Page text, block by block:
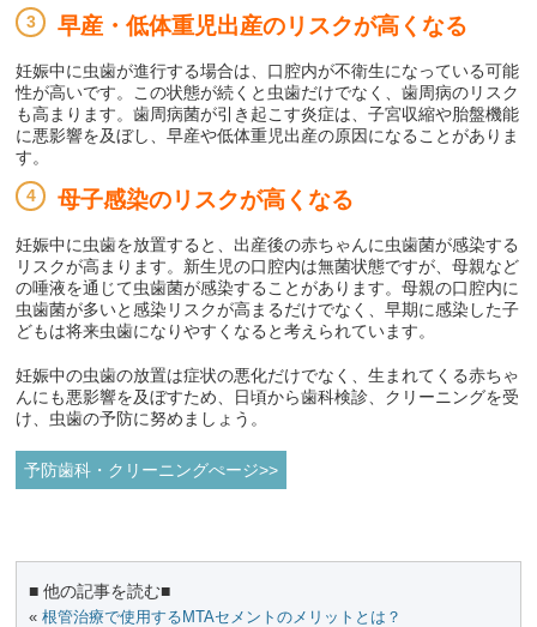
早産・低体重児出産のリスクが高くなる
妊娠中に虫歯が進行する場合は、口腔内が不衛生になっている可能
性が高いです。この状態が続くと虫歯だけでなく、歯周病のリスク
も高まります。歯周病菌が引き起こす炎症は、子宮収縮や胎盤機能
に悪影響を及ぼし、早産や低体重児出産の原因になることがありま
す。
母子感染のリスクが高くなる
妊娠中に虫歯を放置すると、出産後の赤ちゃんに虫歯菌が感染する
リスクが高まります。新生児の口腔内は無菌状態ですが、母親など
の唾液を通じて虫歯菌が感染することがあります。母親の口腔内に
虫歯菌が多いと感染リスクが高まるだけでなく、早期に感染した子
どもは将来虫歯になりやすくなると考えられています。
妊娠中の虫歯の放置は症状の悪化だけでなく、生まれてくる赤ちゃ
んにも悪影響を及ぼすため、日頃から歯科検診、クリーニングを受
け、虫歯の予防に努めましょう。
予防歯科・クリーニングぺージ>>
■ 他の記事を読む■
«根管治療で使用するMTAセメントのメリットとは？